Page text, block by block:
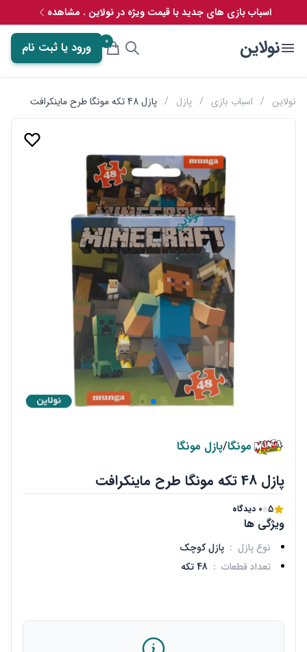
اسباب بازی های جدید با قیمت ویژه در نولاین . مشاهده
نولاین 0 ورود یا ثبت نام
نولاین / اسباب بازی / پازل / پازل 48 تکه مونگا طرح ماینکرافت
مونگا/پازل مونگا
پازل 48 تکه مونگا طرح ماینکرافت
5 0 دیدگاه
ویژگی ها
نوع پازل : پازل کوچک
تعداد قطعات : 48 تکه